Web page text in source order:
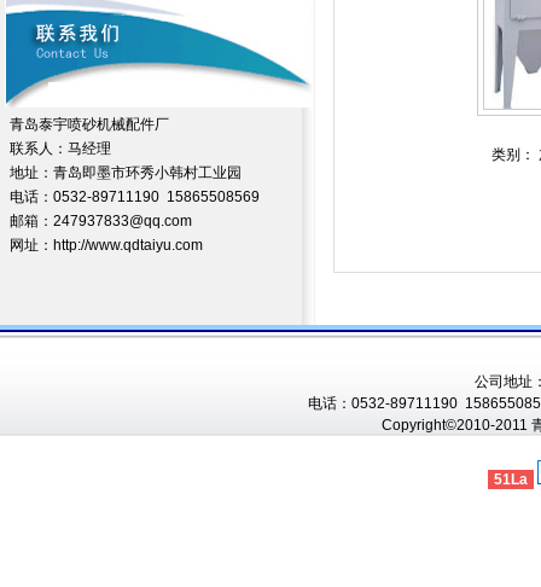
青岛泰宇喷砂机械配件厂
联系人：马经理
地址：青岛即墨市环秀小韩村工业园
电话：0532-89711190 15865508569
邮箱：247937833@qq.com
网址：http://www.qdtaiyu.com
类别：
公司地址
电话：0532-89711190
Copyright©2010-2011
51La